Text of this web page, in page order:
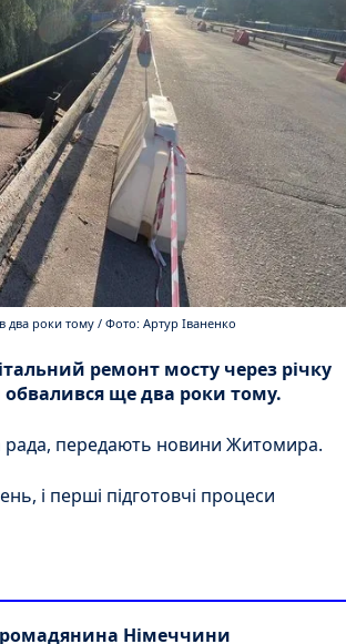
роки тому / Фото: Артур Іваненко
ремонт мосту через річку
обвалився ще два роки тому.
рада, передають новини Житомира.
і перші підготовчі процеси
Німеччини